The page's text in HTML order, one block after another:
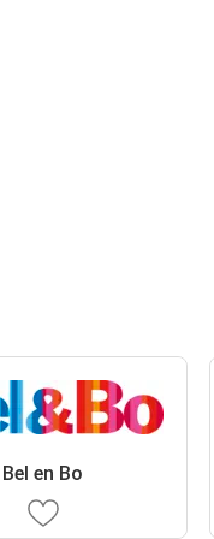
Bel en Bo